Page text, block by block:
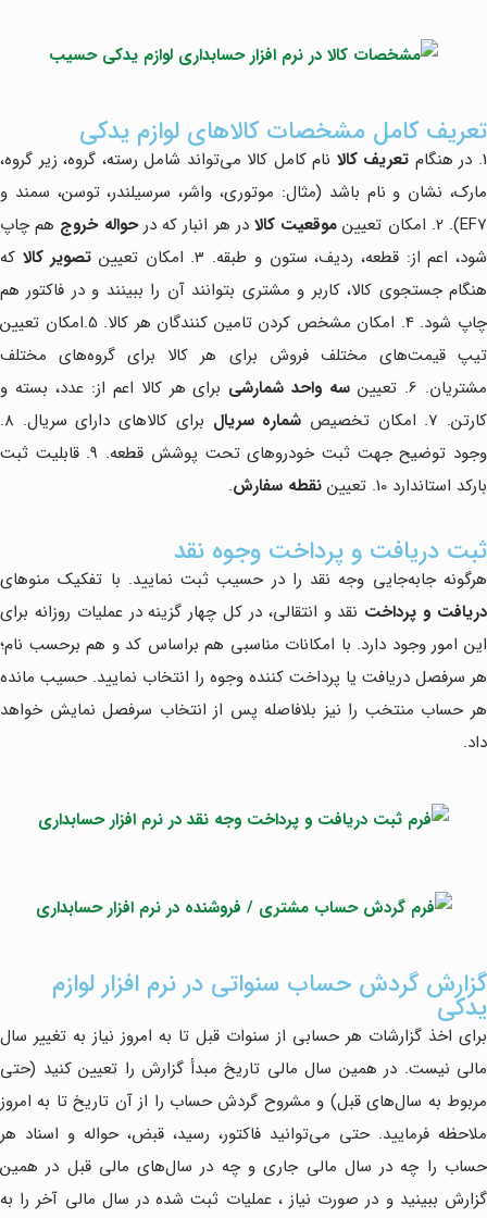
تعریف کامل مشخصات کالاهای لوازم یدکی
1. در هنگام تعریف کالا نام کامل کالا می‌تواند شامل رسته، گروه، زیر گروه،
مارک، نشان و نام باشد (مثال: موتوری، واشر، سرسیلندر، توسن، سمند و
EF7). 2. امکان تعیین
موقعیت کالا در هر انبار که درحواله خروج هم چاپ
شود، اعم از: قطعه، ردیف، ستون و طبقه. 3. امکان تعیین
تصویر کالا که
هنگام جستجوی کالا، کاربر و مشتری بتوانند آن را ببینند و در فاکتور هم
چاپ شود. 4. امکان مشخص کردن تامین کنندگان هر کالا. 5.امکان تعیین
تیپ قیمت‌های مختلف فروش برای هر کالا برای گروه‌های مختلف
مشتریان. 6. تعیین
سه واحد شمارشی برای هر کالا اعم از: عدد، بسته و
کارتن. 7. امکان تخصیص
شماره سریال
برای کالاهای دارای سریال. 8.
وجود توضیح جهت ثبت خودروهای تحت پوشش قطعه. 9. قابلیت ثبت
بارکد استاندارد 10. تعیین
نقطه سفارش.
ثبت دریافت و پرداخت وجوه نقد
هرگونه جابه‌جایی وجه نقد را در حسیب ثبت نمایید. با تفکیک منوهای
دریافت و پرداخت نقد و انتقالی، در کل چهار گزینه در عملیات روزانه برای
این امور وجود دارد. با امکانات مناسبی هم براساس کد و هم برحسب نام؛
هر سرفصل دریافت یا پرداخت کننده وجوه را انتخاب نمایید. حسیب مانده
هر حساب منتخب را نیز بلافاصله پس از انتخاب سرفصل نمایش خواهد
داد.
گزارش گردش حساب سنواتی در نرم افزار لوازم
یدکی
برای اخذ گزارشات هر حسابی از سنوات قبل تا به امروز نیاز به تغییر سال
مالی نیست. در همین سال مالی تاریخ مبدأ گزارش را تعیین کنید (حتی
مربوط به سال‌های قبل) و مشروح گردش حساب را از آن تاریخ تا به امروز
ملاحظه فرمایید. حتی می‌توانید فاکتور، رسید، قبض، حواله و اسناد هر
حساب را چه در سال مالی جاری و چه در سال‌های مالی قبل در همین
گزارش ببینید و در صورت نیاز ، عملیات ثبت شده در سال مالی آخر را به